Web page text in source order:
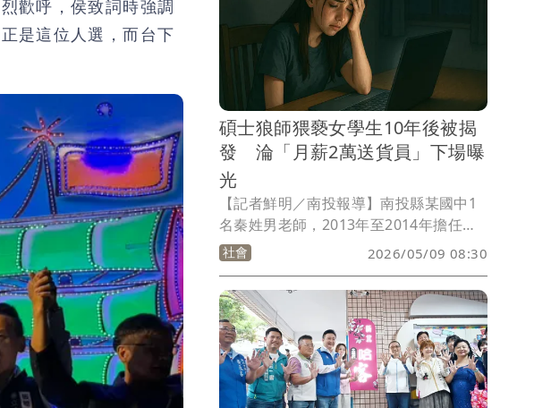
歡呼，侯致詞時強調
是這位人選，而台下
碩士狼師猥褻女學生10年後被揭
發 淪「月薪2萬送貨員」下場曝
光
【記者鮮明／南投報導】南投縣某國中1
名秦姓男老師，2013年至2014年擔任班
導師期間，在家中或車上兩度對班上1名
女學生撫摸、舔舐其胸部或下體，被害女
學生直到10年後才鼓起勇氣報案。擁有碩
士學位的秦男坦承犯行，並因此案丟了教
職工作，目前擔任送貨員，月薪2萬多
元。南投地院審理時，被害人堅持不願與
秦男和解，法官依3個猥褻罪將他判刑2年
6月，可上訴。
社會 2026/05/09 08:30